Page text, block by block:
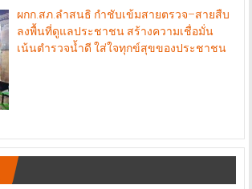
ผกก.สภ.ลำสนธิ กำชับเข้มสายตรวจ–สายสืบ
ลงพื้นที่ดูแลประชาชน สร้างความเชื่อมั่น
เน้นตำรวจน้ำดี ใส่ใจทุกข์สุขของประชาชน